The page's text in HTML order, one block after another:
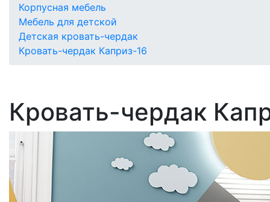
Корпусная мебель
Мебель для детской
Детская кровать-чердак
Кровать-чердак Каприз-16
Кровать-чердак